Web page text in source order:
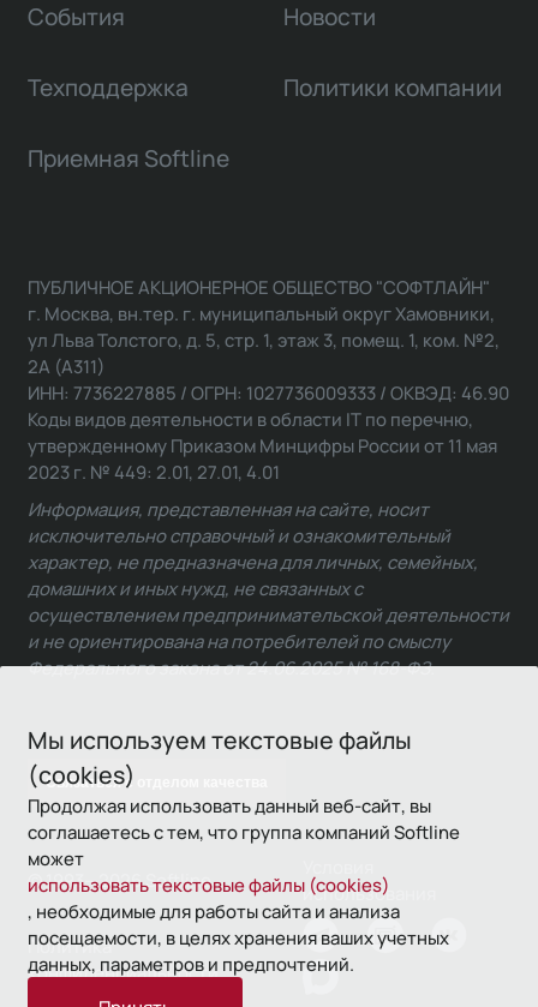
Мы используем текстовые файлы
(cookies)
Продолжая использовать данный веб-сайт, вы
соглашаетесь с тем, что группа компаний Softline
может
использовать текстовые файлы (cookies)
, необходимые для работы сайта и анализа
посещаемости, в целях хранения ваших учетных
данных, параметров и предпочтений.
События Новости
Техподдержка Политики компании
Приемная Softline
Связаться с отделом качества
ПУБЛИЧНОЕ АКЦИОНЕРНОЕ ОБЩЕСТВО "СОФТЛАЙН"
г. Москва, вн.тер. г. муниципальный округ Хамовники,
ул Льва Толстого, д. 5, стр. 1, этаж 3, помещ. 1, ком. №2,
2А (А311)
ИНН: 7736227885 / ОГРН: 1027736009333 / ОКВЭД: 46.90
Коды видов деятельности в области IT по перечню,
утвержденному Приказом Минцифры России от 11 мая
2023 г. № 449: 2.01, 27.01, 4.01
Информация, представленная на сайте, носит
исключительно справочный и ознакомительный
характер, не предназначена для личных, семейных,
домашних и иных нужд, не связанных с
осуществлением предпринимательской деятельности
и не ориентирована на потребителей по смыслу
Федерального закона от 24.06.2025 № 168-ФЗ.
© 1993—2026 Softline
использования
Политика
конфиденциальности